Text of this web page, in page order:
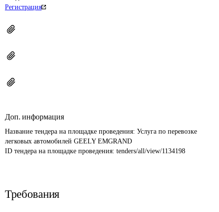
Регистрация
Доп. информация
Название тендера на площадке проведения: Услуга по перевозке
легковых автомобилей GEELY EMGRAND
ID тендера на площадке проведения: tenders/all/view/1134198
Требования